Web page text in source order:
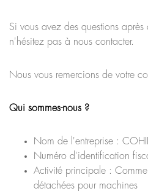
Si vous avez des questions après
n'hésitez pas à nous contacter.
Nous vous remercions de votre
Qui sommes-nous ?
Nom de l'entreprise :
Numéro d'identification
Activité principale :
détachées pour machines